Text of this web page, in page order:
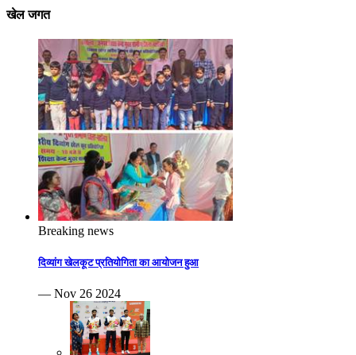
खेल जगत
Breaking news
दिव्यांग खेलकूट प्रतियोगिता का आयोजन हुआ
— Nov 26 2024